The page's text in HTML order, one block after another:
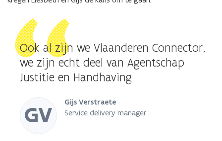
Ook al zijn we Vlaanderen Connector,
we zijn echt deel van Agentschap
Justitie en Handhaving
GV Gijs Verstraete
Service delivery manager